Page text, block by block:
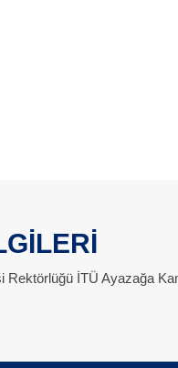
Rektörlüğü İTÜ Ayazağa